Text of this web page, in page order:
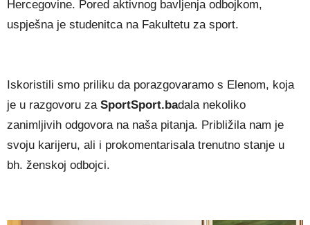
Hercegovine. Pored aktivnog bavljenja odbojkom,
uspješna je studenitca na Fakultetu za sport.
Iskoristili smo priliku da porazgovaramo s Elenom, koja
je u razgovoru za SportSport.badala nekoliko
zanimljivih odgovora na naša pitanja. Približila nam je
svoju karijeru, ali i prokomentarisala trenutno stanje u
bh. ženskoj odbojci.